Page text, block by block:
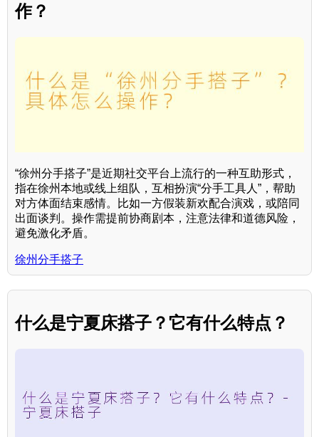
作？
“徐州分手搭子”是近期社交平台上流行的一种互助形式，
指在徐州本地或线上组队，互相扮演“分手工具人”，帮助
对方体面结束感情。比如一方假装新欢配合演戏，或陪同
出面谈判。操作需提前协商剧本，注意法律和道德风险，
避免激化矛盾。
徐州分手搭子
什么是宁夏床搭子？它有什么特点？